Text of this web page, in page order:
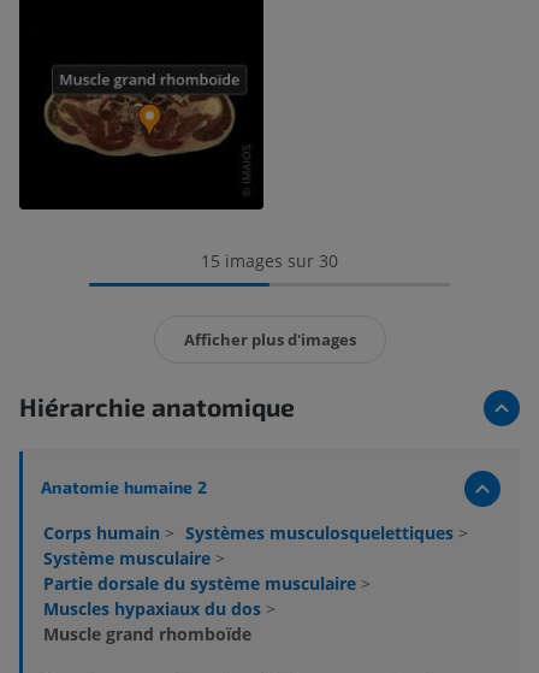
15 images sur 30
Afficher plus d'images
Hiérarchie anatomique
Anatomie humaine 2
Corps humain > Systèmes musculosquelettiques >
Système musculaire >
Partie dorsale du système musculaire >
Muscles hypaxiaux du dos >
Muscle grand rhomboïde